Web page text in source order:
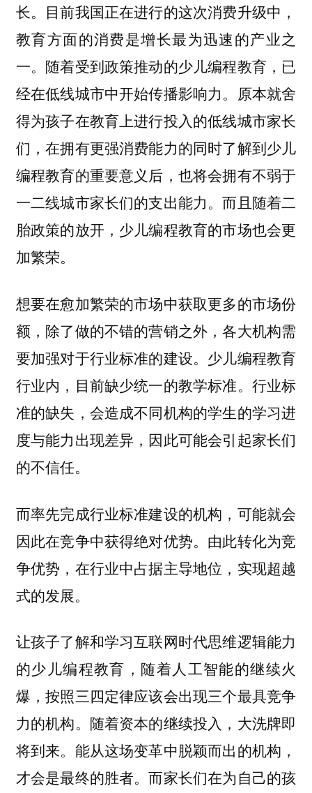
长。目前我国正在进行的这次消费升级中，
教育方面的消费是增长最为迅速的产业之
一。随着受到政策推动的少儿编程教育，已
经在低线城市中开始传播影响力。原本就舍
得为孩子在教育上进行投入的低线城市家长
们，在拥有更强消费能力的同时了解到少儿
编程教育的重要意义后，也将会拥有不弱于
一二线城市家长们的支出能力。而且随着二
胎政策的放开，少儿编程教育的市场也会更
加繁荣。
想要在愈加繁荣的市场中获取更多的市场份
额，除了做的不错的营销之外，各大机构需
要加强对于行业标准的建设。少儿编程教育
行业内，目前缺少统一的教学标准。行业标
准的缺失，会造成不同机构的学生的学习进
度与能力出现差异，因此可能会引起家长们
的不信任。
而率先完成行业标准建设的机构，可能就会
因此在竞争中获得绝对优势。由此转化为竞
争优势，在行业中占据主导地位，实现超越
式的发展。
让孩子了解和学习互联网时代思维逻辑能力
的少儿编程教育，随着人工智能的继续火
爆，按照三四定律应该会出现三个最具竞争
力的机构。随着资本的继续投入，大洗牌即
将到来。能从这场变革中脱颖而出的机构，
才会是最终的胜者。而家长们在为自己的孩